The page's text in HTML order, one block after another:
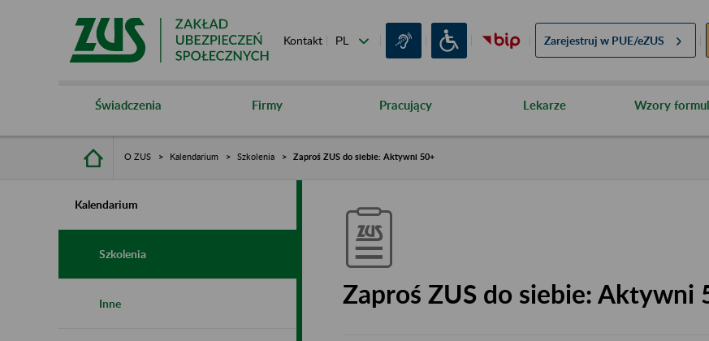
Kontakt Zarejestruj w PUE/eZUS
Świadczenia Firmy Pracujący Lekarze Wzory
O ZUS Kalendarium Szkolenia Zaproś ZUS do siebie: Aktywni 50+
Kalendarium
Szkolenia
Inne Zaproś ZUS do siebie: Aktywni